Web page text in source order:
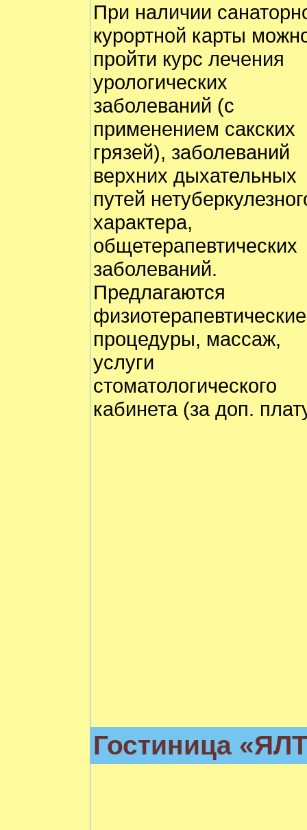
При наличии
курортной карты
пройти курс лечения
урологических
заболеваний (с
применением сакских
грязей), заболеваний
верхних дыхательных
путей
характера,
общетерапевтических
заболеваний.
Предлагаются
физиотерапевтические
процедуры, массаж,
услуги
стоматологического
кабинета (за доп.
Гостиница